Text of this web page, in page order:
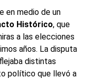
en medio de un
Histórico, que
a las elecciones
años. La disputa
distintas
político que llevó a